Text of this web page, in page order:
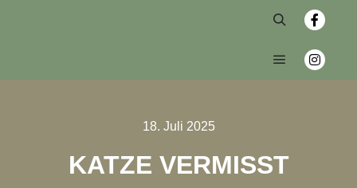
18. Juli 2025
KATZE VERMISST